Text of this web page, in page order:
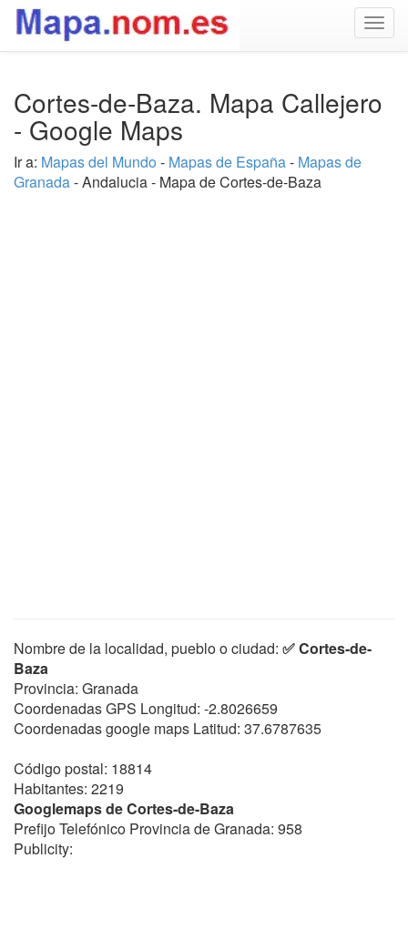
Cortes-de-Baza. Mapa Callejero
- Google Maps
Ir a: Mapas del Mundo - Mapas de España- Mapas de
Granada- Andalucia - Mapa de Cortes-de-Baza
Nombre de la localidad, pueblo o ciudad: ✅ Cortes-de-
Baza
Provincia: Granada
Coordenadas GPS Longitud: -2.8026659
Coordenadas google maps Latitud: 37.6787635
Código postal: 18814
Habitantes: 2219
Googlemaps de Cortes-de-Baza
Prefijo Telefónico Provincia de Granada: 958
Publicity: